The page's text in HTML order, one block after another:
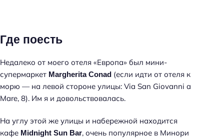
Где поесть
Недалеко от моего отеля «Европа» был мини-
супермаркет Margherita Conad (если идти от отеля к
морю — на левой стороне улицы: Via San Giovanni a
Mare, 8). Им я и довольствовалась.
На углу этой же улицы и набережной находится
кафе Midnight Sun Bar, очень популярное в Минори